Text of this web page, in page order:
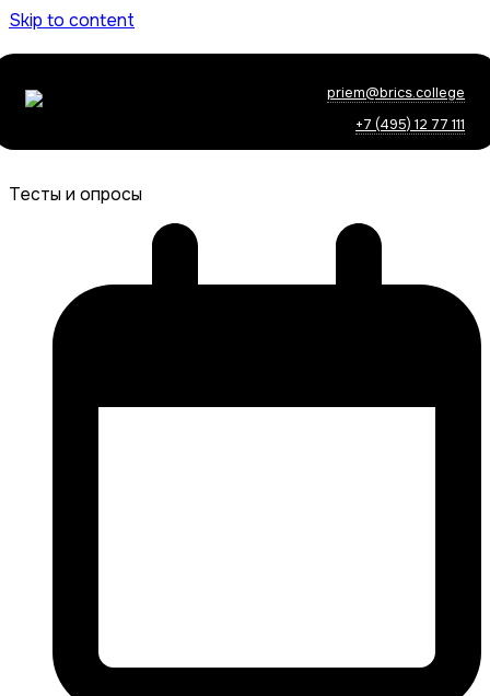
Skip to content
priem@brics.college
+7 (495) 12 77 111
Тесты и опросы